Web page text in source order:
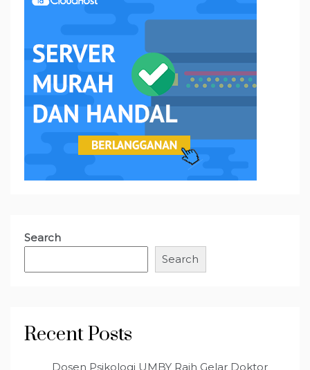
Search
Search
Recent Posts
Dosen Psikologi UMBY Raih Gelar Doktor